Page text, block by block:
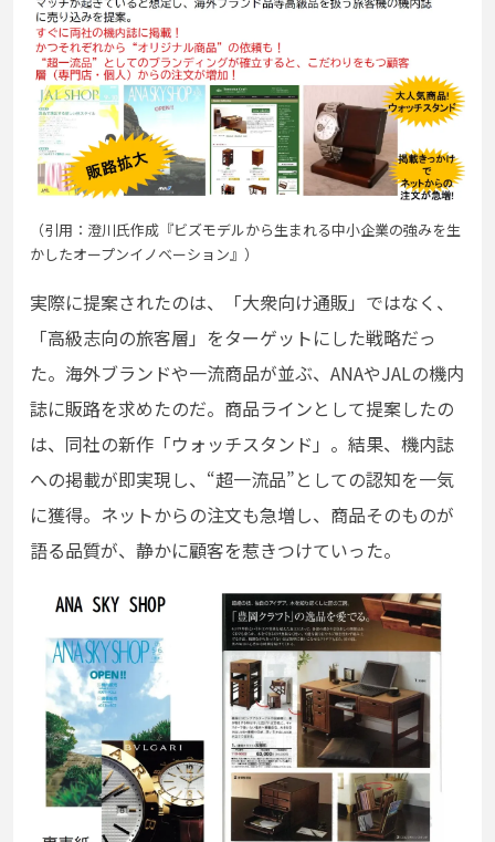
（引用：澄川氏作成『ビズモデルから生まれる中小企業の強みを生
かしたオープンイノベーション』）
実際に提案されたのは、「大衆向け通販」ではなく、
「高級志向の旅客層」をターゲットにした戦略だっ
た。海外ブランドや一流商品が並ぶ、ANAやJALの機内
誌に販路を求めたのだ。商品ラインとして提案したの
は、同社の新作「ウォッチスタンド」。結果、機内誌
への掲載が即実現し、“超一流品”としての認知を一気
に獲得。ネットからの注文も急増し、商品そのものが
語る品質が、静かに顧客を惹きつけていった。